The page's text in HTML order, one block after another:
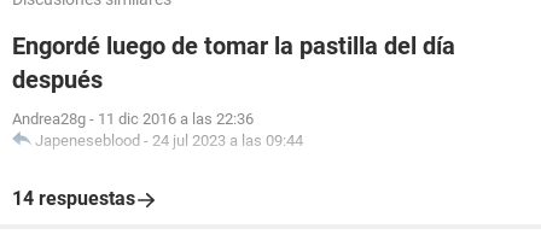
Engordé luego de tomar la pastilla del día
después
Andrea28g - 11 dic 2016 a las 22:36
Japeneseblood - 24 jul 2023 a las 09:44
14 respuestas